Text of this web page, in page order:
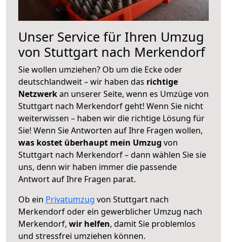
Unser Service für Ihren Umzug
von Stuttgart nach Merkendorf
Sie wollen umziehen? Ob um die Ecke oder
deutschlandweit – wir haben das richtige
Netzwerkan unserer Seite, wenn es Umzüge von
Stuttgart nach Merkendorf geht! Wenn Sie nicht
weiterwissen – haben wir die richtige Lösung für
Sie! Wenn Sie Antworten auf Ihre Fragen wollen,
was kostet überhaupt mein Umzug von
Stuttgart nach Merkendorf – dann wählen Sie sie
uns, denn wir haben immer die passende
Antwort auf Ihre Fragen parat.
Ob ein Privatumzug von Stuttgart nach
Merkendorf oder ein gewerblicher Umzug nach
Merkendorf, wir helfen, damit Sie problemlos
und stressfrei umziehen können.